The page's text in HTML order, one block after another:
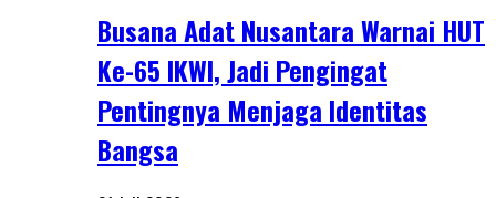
Busana Adat Nusantara Warnai HUT
Ke-65 IKWI, Jadi Pengingat
Pentingnya Menjaga Identitas
Bangsa